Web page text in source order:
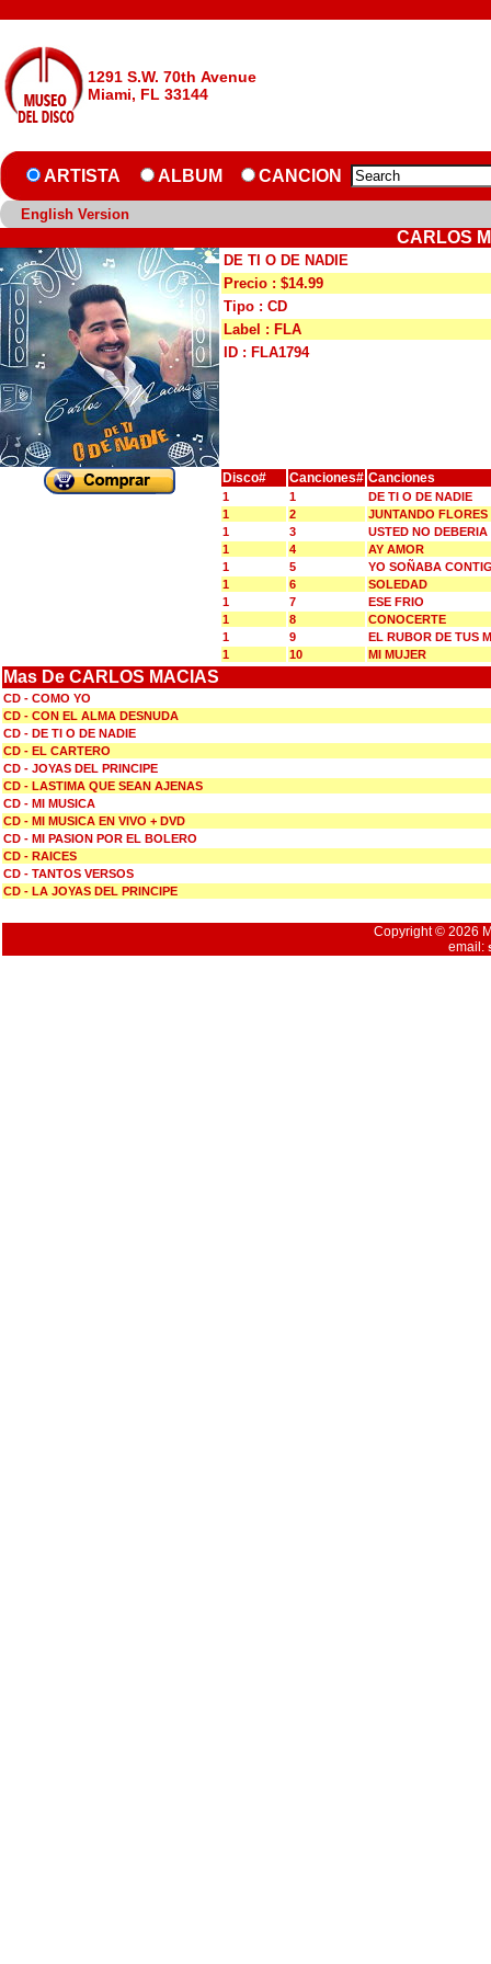
1291 S.W. 70th Avenue
Miami, FL 33144
ARTISTA ALBUM CANCION
English Version
CARLOS
DE TI O DE NADIE
Precio : $14.99
Tipo : CD
Label : FLA
ID : FLA1794
Disco# Canciones# Canciones
1 1
DE TI O DE NADIE
1
2
JUNTANDO FLORES
1
3
USTED NO DEBERIA
1
4
AY AMOR
1
5
YO SOÑABA
1
6
SOLEDAD
1
7
ESE FRIO
1
8
CONOCERTE
1
9
EL RUBOR DE TUS
1
10 MI MUJER
Mas De CARLOS MACIAS
CD - COMO YO
CD - CON EL ALMA DESNUDA
CD - DE TI O DE NADIE
CD - EL CARTERO
CD - JOYAS DEL PRINCIPE
CD - LASTIMA QUE SEAN AJENAS
CD - MI MUSICA
CD - MI MUSICA EN VIVO + DVD
CD - MI PASION POR EL BOLERO
CD - RAICES
CD - TANTOS VERSOS
CD - LA JOYAS DEL PRINCIPE
Copyright © 2026
email: